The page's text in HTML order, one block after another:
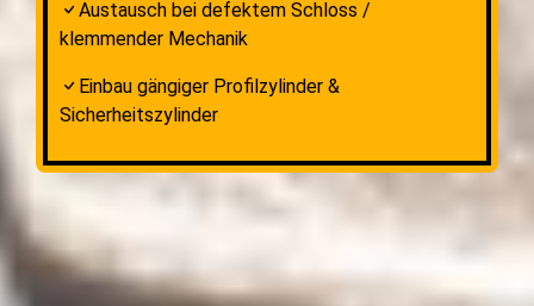
Austausch bei defektem Schloss /
klemmender Mechanik
Einbau gängiger Profilzylinder &
Sicherheitszylinder